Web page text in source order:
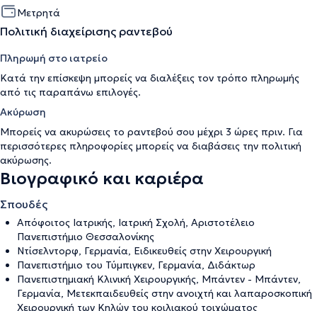
Μετρητά
Πολιτική διαχείρισης ραντεβού
Πληρωμή στο ιατρείο
Κατά την επίσκεψη μπορείς να διαλέξεις τον τρόπο πληρωμής
από τις παραπάνω επιλογές.
Ακύρωση
Μπορείς να ακυρώσεις το ραντεβού σου μέχρι 3 ώρες πριν. Για
περισσότερες πληροφορίες μπορείς να διαβάσεις την πολιτική
ακύρωσης.
Βιογραφικό και καριέρα
Σπουδές
Απόφοιτος Ιατρικής, Ιατρική Σχολή, Αριστοτέλειο
Πανεπιστήμιο Θεσσαλονίκης
Ντίσελντορφ, Γερμανία, Ειδικευθείς στην Χειρουργική
Πανεπιστήμιο του Τύμπιγκεν, Γερμανία, Διδάκτωρ
Πανεπιστημιακή Κλινική Χειρουργικής, Μπάντεν - Μπάντεν,
Γερμανία, Μετεκπαιδευθείς στην ανοιχτή και λαπαροσκοπική
Χειρουργική των Κηλών του κοιλιακού τοιχώματος